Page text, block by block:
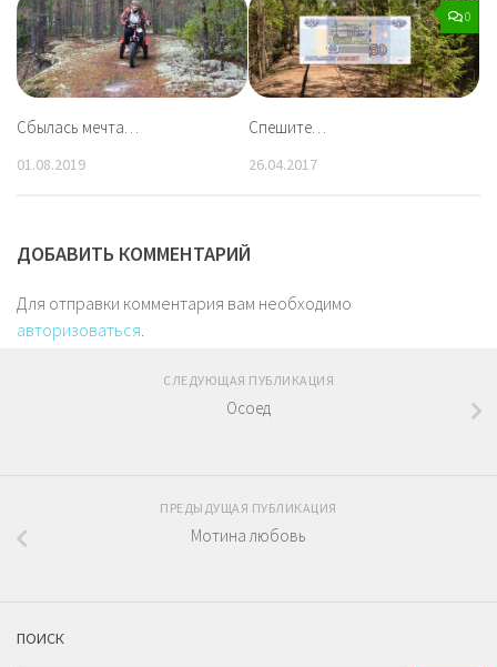
Сбылась мечта…
01.08.2019
0
Спешите…
26.04.2017
ДОБАВИТЬ КОММЕНТАРИЙ
Для отправки комментария вам необходимо
авторизоваться
СЛЕДУЮЩАЯ ПУБЛИКАЦИЯ
Осоед
ПРЕДЫДУЩАЯ ПУБЛИКАЦИЯ
Мотина любовь
ПОИСК